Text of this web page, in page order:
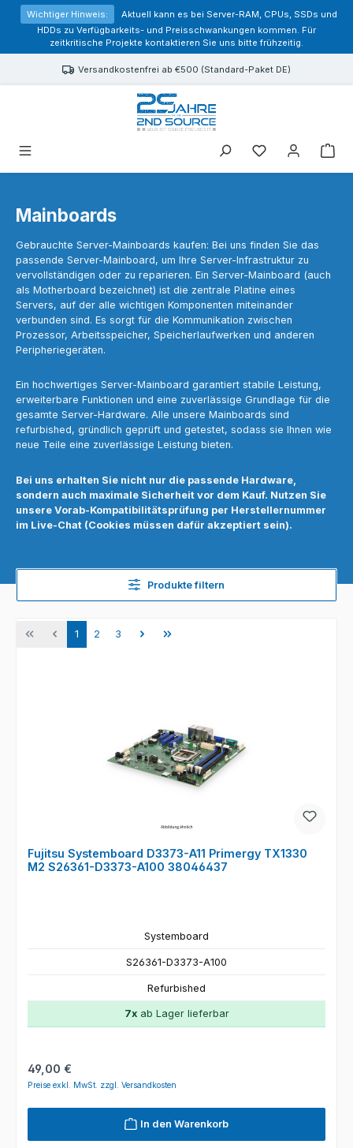
springen
Wichtiger Hinweis:
Aktuell kann es bei Server-RAM, CPUs, SSDs und
HDDs zu Verfügbarkeits- und Preisschwankungen kommen. Für
zeitkritische Projekte kontaktieren Sie uns bitte frühzeitig.
Versandkostenfrei ab €500 (Standard-Paket DE)
Sie haben 0
Mainboards
Gebrauchte Server-Mainboards kaufen: Bei uns finden Sie das
passende Server-Mainboard, um Ihre Server-Infrastruktur zu
vervollständigen oder zu reparieren. Ein Server-Mainboard (auch
als Motherboard bezeichnet) ist die zentrale Platine eines
Servers, auf der alle wichtigen Komponenten miteinander
verbunden sind. Es sorgt für die Kommunikation zwischen
Prozessor, Arbeitsspeicher, Speicherlaufwerken und anderen
Peripheriegeräten.
Ein hochwertiges Server-Mainboard garantiert stabile Leistung,
erweiterbare Funktionen und eine zuverlässige Grundlage für die
gesamte Server-Hardware. Alle unsere Mainboards sind
refurbished, gründlich geprüft und getestet, sodass sie Ihnen wie
neue Teile eine zuverlässige Leistung bieten.
Bei uns erhalten Sie nicht nur die passende Hardware,
sondern auch maximale Sicherheit vor dem Kauf. Nutzen Sie
unsere Vorab-Kompatibilitätsprüfung per Herstellernummer
im Live-Chat (Cookies müssen dafür akzeptiert sein).
Produkte filtern
Seite
1 Seite
2 Seite
3
Fujitsu Systemboard D3373-A11 Primergy TX1330
M2 S26361-D3373-A100 38046437
Systemboard
S26361-D3373-A100
Refurbished
7xab Lager lieferbar
Regulärer Preis:
49,00 €
Preise exkl. MwSt. zzgl. Versandkosten
In den Warenkorb